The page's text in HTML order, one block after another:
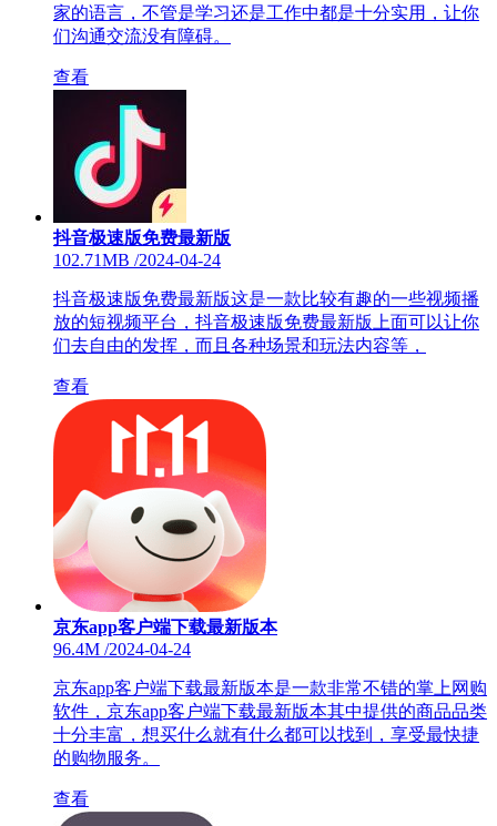
家的语言，不管是学习还是工作中都是十分实用，让你
们沟通交流没有障碍。
查看
抖音极速版免费最新版
102.71MB /2024-04-24
抖音极速版免费最新版这是一款比较有趣的一些视频播
放的短视频平台，抖音极速版免费最新版上面可以让你
们去自由的发挥，而且各种场景和玩法内容等，
查看
京东app客户端下载最新版本
96.4M /2024-04-24
京东app客户端下载最新版本是一款非常不错的掌上网购
软件，京东app客户端下载最新版本其中提供的商品品类
十分丰富，想买什么就有什么都可以找到，享受最快捷
的购物服务。
查看